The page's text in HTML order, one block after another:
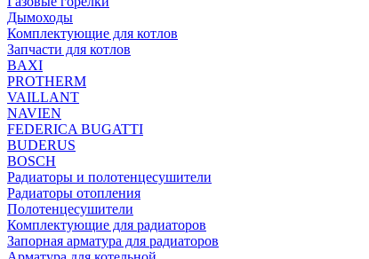
Дымоходы
Комплектующие для котлов
Запчасти для котлов
BAXI
PROTHERM
VAILLANT
NAVIEN
FEDERICA BUGATTI
BUDERUS
BOSCH
Радиаторы и полотенцесушители
Радиаторы отопления
Полотенцесушители
Комплектующие для радиаторов
Запорная арматура для радиаторов